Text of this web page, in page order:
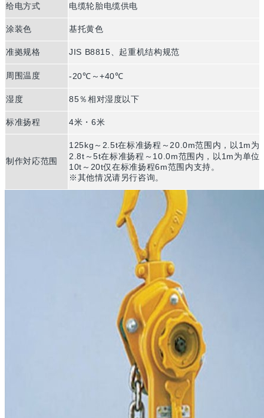
给电方式 电缆轮胎电缆供电
涂装色 基托黄色
准拠规格 JIS B8815、起重机结构规范
周围温度 -20℃～+40℃
湿度 85％相对湿度以下
标准扬程 4米・6米
制作対応范围
125kg～2.5t在标准扬程～20.0m范围内，以1m为
2.8t～5t在标准扬程～10.0m范围内，以1m为单位
10t～20t仅在标准扬程6m范围内支持。
※其他情况请另行咨询。